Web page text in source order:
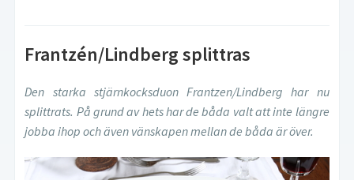
Frantzén/Lindberg splittras
Den starka stjärnkocksduon Frantzen/Lindberg har nu
splittrats. På grund av hets har de båda valt att inte längre
jobba ihop och även vänskapen mellan de båda är över.